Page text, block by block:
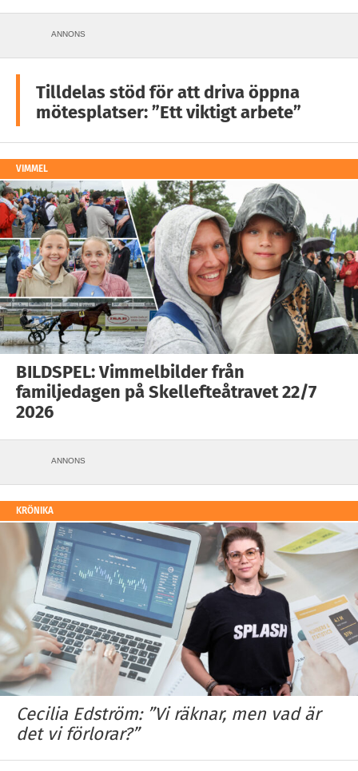
ANNONS
Tilldelas stöd för att driva öppna
mötesplatser: ”Ett viktigt arbete”
VIMMEL
BILDSPEL: Vimmelbilder från
familjedagen på Skellefteåtravet 22/7
2026
ANNONS
KRÖNIKA
Cecilia Edström: ”Vi räknar, men vad är
det vi förlorar?”